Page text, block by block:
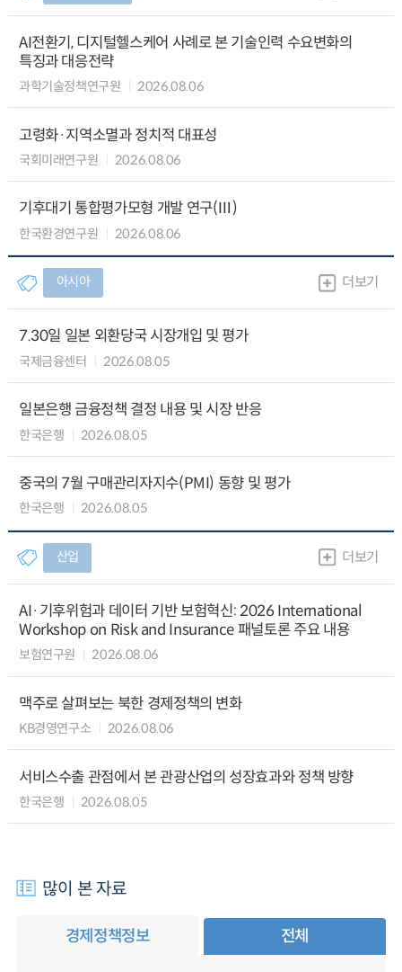
AI전환기, 디지털헬스케어 사례로 본 기술인력 수요변화의
특징과 대응전략
과학기술정책연구원 2026.08.06
고령화·지역소멸과 정치적 대표성
국회미래연구원 2026.08.06
기후대기 통합평가모형 개발 연구(Ⅲ)
한국환경연구원 2026.08.06
아시아 더보기
7.30일 일본 외환당국 시장개입 및 평가
국제금융센터 2026.08.05
일본은행 금융정책 결정 내용 및 시장 반응
한국은행 2026.08.05
중국의 7월 구매관리자지수(PMI) 동향 및 평가
한국은행 2026.08.05
산업 더보기
AI·기후위험과 데이터 기반 보험혁신: 2026 International
Workshop on Risk and Insurance 패널토론 주요 내용
보험연구원 2026.08.06
맥주로 살펴보는 북한 경제정책의 변화
KB경영연구소 2026.08.06
서비스수출 관점에서 본 관광산업의 성장효과와 정책 방향
한국은행 2026.08.05
많이 본 자료
경제정책정보 전체